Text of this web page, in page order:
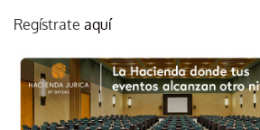
Regístrate aquí